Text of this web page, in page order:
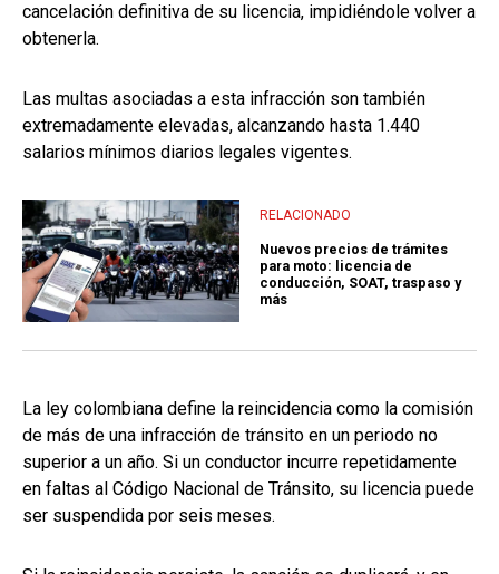
cancelación definitiva de su licencia, impidiéndole volver a
obtenerla.
Las multas asociadas a esta infracción son también
extremadamente elevadas, alcanzando hasta 1.440
salarios mínimos diarios legales vigentes.
RELACIONADO
Nuevos precios de trámites
para moto: licencia de
conducción, SOAT, traspaso y
más
La ley colombiana define la reincidencia como la comisión
de más de una infracción de tránsito en un periodo no
superior a un año. Si un conductor incurre repetidamente
en faltas al Código Nacional de Tránsito, su licencia puede
ser suspendida por seis meses.